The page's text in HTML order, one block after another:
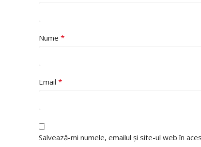
Nume *
Email *
Salvează-mi numele, emailul și site-ul web în